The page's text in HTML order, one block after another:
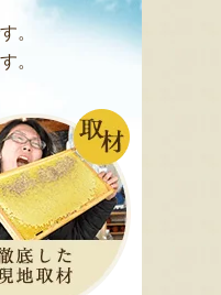
「フロー
す！
。
。